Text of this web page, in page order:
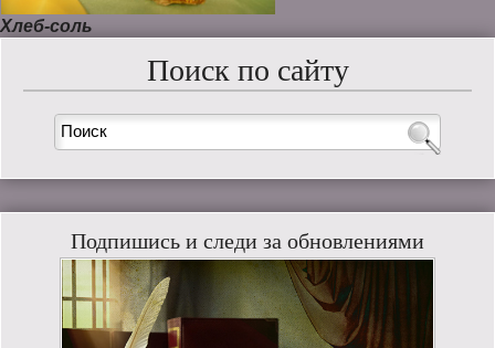
Хлеб-соль
Поиск по сайту
Подпишись и следи за обновлениями